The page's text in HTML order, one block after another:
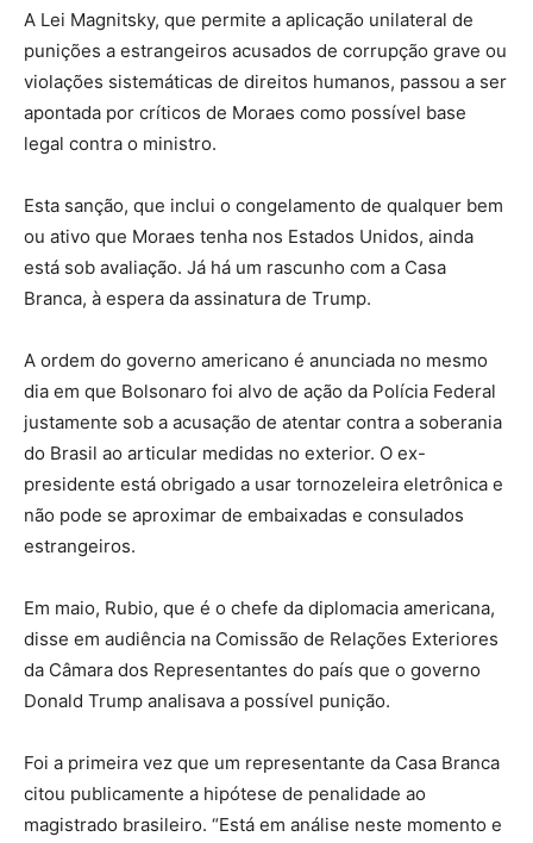
A Lei Magnitsky, que permite a aplicação unilateral de
punições a estrangeiros acusados de corrupção grave ou
violações sistemáticas de direitos humanos, passou a ser
apontada por críticos de Moraes como possível base
legal contra o ministro.
Esta sanção, que inclui o congelamento de qualquer bem
ou ativo que Moraes tenha nos Estados Unidos, ainda
está sob avaliação. Já há um rascunho com a Casa
Branca, à espera da assinatura de Trump.
A ordem do governo americano é anunciada no mesmo
dia em que Bolsonaro foi alvo de ação da Polícia Federal
justamente sob a acusação de atentar contra a soberania
do Brasil ao articular medidas no exterior. O ex-
presidente está obrigado a usar tornozeleira eletrônica e
não pode se aproximar de embaixadas e consulados
estrangeiros.
Em maio, Rubio, que é o chefe da diplomacia americana,
disse em audiência na Comissão de Relações Exteriores
da Câmara dos Representantes do país que o governo
Donald Trump analisava a possível punição.
Foi a primeira vez que um representante da Casa Branca
citou publicamente a hipótese de penalidade ao
magistrado brasileiro. “Está em análise neste momento e